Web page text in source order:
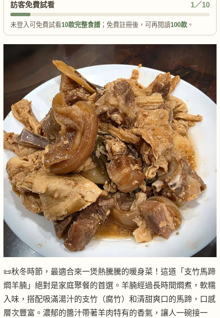
訪客免費試看 1／10
未登入可免費試看10款完整食譜 ；免費註冊後，可再閱讀100款 。
📜秋冬時節，最適合來一煲熱騰騰的暖身菜！這道「支竹馬蹄
燜羊腩」絕對是家庭聚餐的首選。羊腩經過長時間燜煮，軟糯
入味，搭配吸滿湯汁的支竹（腐竹）和清甜爽口的馬蹄，口感
層次豐富。濃郁的醬汁帶著羊肉特有的香氣，讓人一碗接一